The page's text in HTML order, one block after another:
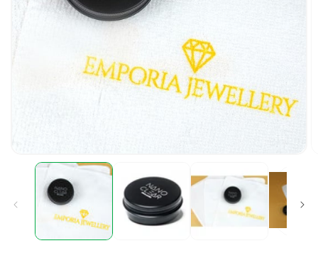
médiafájl
megnyitása
modális
párbeszédpanelen